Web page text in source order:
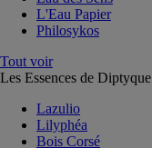
L'Eau Papier
Philosykos
Tout voir
Les Essences de Diptyque
Lazulio
Lilyphéa
Bois Corsé